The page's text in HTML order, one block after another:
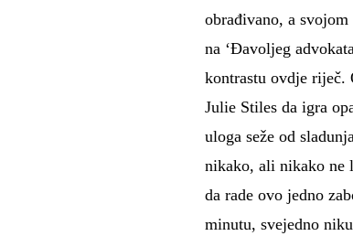
obrađivano, a
na ‘Đavoljeg
kontrastu ovdje riječ.
Julie Stiles da igra
uloga seže od
nikako, ali nikako ne
da rade ovo jedno
minutu, svejedno